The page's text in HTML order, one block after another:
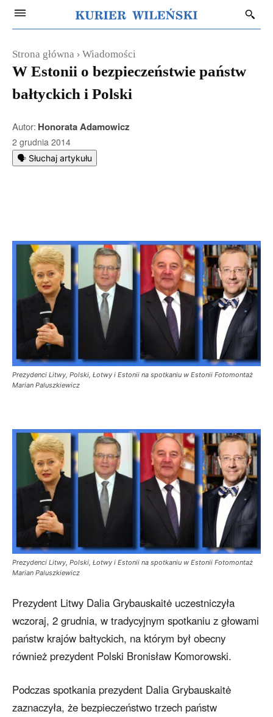
Strona główna Wiadomości
W Estonii o bezpieczeństwie państw
bałtyckich i Polski
Autor: Honorata Adamowicz
2 grudnia 2014
🗣️ Słuchaj artykułu
Prezydenci Litwy, Polski, Łotwy i Estonii na spotkaniu w Estonii Fotomontaż
Marian Paluszkiewicz
Prezydenci Litwy, Polski, Łotwy i Estonii na spotkaniu w Estonii Fotomontaż
Marian Paluszkiewicz
Prezydent Litwy Dalia Grybauskaitė uczestniczyła
wczoraj, 2 grudnia, w tradycyjnym spotkaniu z głowami
państw krajów bałtyckich, na którym był obecny
również prezydent Polski Bronisław Komorowski.
Podczas spotkania prezydent Dalia Grybauskaitė
zaznaczyła, że bezpieczeństwo trzech państw